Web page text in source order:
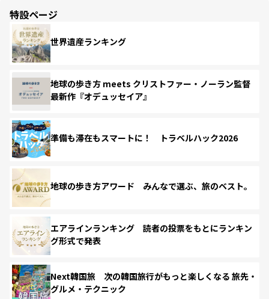
特設ページ
世界遺産ランキング
地球の歩き方 meets クリストファー・ノーラン監督
最新作『オデュッセイア』
準備も滞在もスマートに！ トラベルハック2026
地球の歩き方アワード みんなで選ぶ、旅のベスト。
エアラインランキング 読者の投票をもとにランキン
グ形式で発表
Next韓国旅 次の韓国旅行がもっと楽しくなる 旅先・
グルメ・テクニック